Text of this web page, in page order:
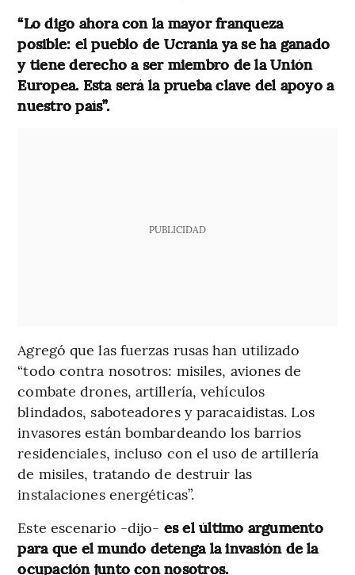
“Lo digo ahora con la mayor franqueza
posible: el pueblo de Ucrania ya se ha ganado
y tiene derecho a ser miembro de la Unión
Europea. Esta será la prueba clave del apoyo a
nuestro país”.
PUBLICIDAD
Agregó que las fuerzas rusas han utilizado
“todo contra nosotros: misiles, aviones de
combate drones, artillería, vehículos
blindados, saboteadores y paracaidistas. Los
invasores están bombardeando los barrios
residenciales, incluso con el uso de artillería
de misiles, tratando de destruir las
instalaciones energéticas”.
Este escenario -dijo- es el último argumento
para que el mundo detenga la invasión de la
ocupación junto con nosotros.